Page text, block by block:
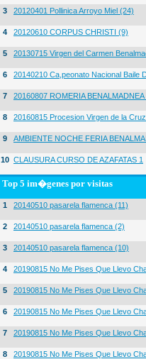
3 20120401 Pollinica Arroyo Miel (24)
4 20120610 CORPUS CHRISTI (9)
5 20130715 Virgen del Carmen
6 20140210 Ca,peonato Nacional Baile
7 20160807 ROMERIA
8 20160815 Procesion Virgen de la
9 AMBIENTE NOCHE FERIA
10 CLAUSURA CURSO DE AZAFATAS 1
Top 5 im�genes por visitas
1 20140510 pasarela flamenca (11)
2 20140510 pasarela flamenca (2)
3 20140510 pasarela flamenca (10)
4 20190815 No Me Pises Que Llevo
5 20190815 No Me Pises Que Llevo
6 20190815 No Me Pises Que Llevo
7 20190815 No Me Pises Que Llevo
8 20190815 No Me Pises Que Llevo